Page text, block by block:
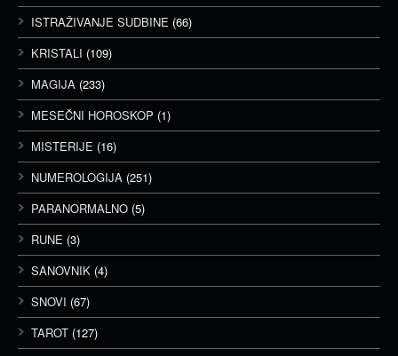
ISTRAŽIVANJE SUDBINE (66)
KRISTALI (109)
MAGIJA (233)
MESEČNI HOROSKOP (1)
MISTERIJE (16)
NUMEROLOGIJA (251)
PARANORMALNO (5)
RUNE (3)
SANOVNIK (4)
SNOVI (67)
TAROT (127)